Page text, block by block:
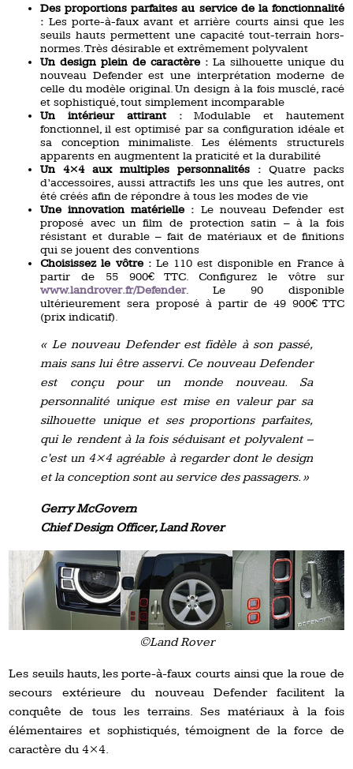
Des proportions parfaites au service de la fonctionnalité
: Les porte-à-faux avant et arrière courts ainsi que les
seuils hauts permettent une capacité tout-terrain hors-
normes. Très désirable et extrêmement polyvalent
Un design plein de caractère :La silhouette unique du
nouveau Defender est une interprétation moderne de
celle du modèle original. Un design à la fois musclé, racé
et sophistiqué, tout simplement incomparable
Un intérieur attirant :Modulable et hautement
fonctionnel, il est optimisé par sa configuration idéale et
sa conception minimaliste. Les éléments structurels
apparents en augmentent la praticité et la durabilité
Un 4×4 aux multiples personnalités :Quatre packs
d’accessoires, aussi attractifs les uns que les autres, ont
été créés afin de répondre à tous les modes de vie
Une innovation matérielle : Le nouveau Defender est
proposé avec un film de protection satin – à la fois
résistant et durable – fait de matériaux et de finitions
qui se jouent des conventions
Choisissez le vôtre :Le 110 est disponible en France à
partir de 55 900€ TTC. Configurez le vôtre sur
www.landrover.fr/Defender. Le 90 disponible
ultérieurement sera proposé à partir de 49 900€ TTC
(prix indicatif).
« Le nouveau Defender est fidèle à son passé,
mais sans lui être asservi. Ce nouveau Defender
est conçu pour un monde nouveau. Sa
personnalité unique est mise en valeur par sa
silhouette unique et ses proportions parfaites,
qui le rendent à la fois séduisant et polyvalent –
c’est un 4×4 agréable à regarder dont le design
et la conception sont au service des passagers. »
Gerry McGovern
Chief Design Officer, Land Rover
©Land Rover
Les seuils hauts, les porte-à-faux courts ainsi que la roue de
secours extérieure du nouveau Defender facilitent la
conquête de tous les terrains. Ses matériaux à la fois
élémentaires et sophistiqués, témoignent de la force de
caractère du 4×4.